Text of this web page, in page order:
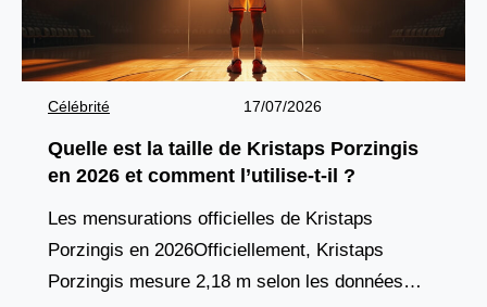
Célébrité 17/07/2026
Quelle est la taille de Kristaps Porzingis
en 2026 et comment l’utilise-t-il ?
Les mensurations officielles de Kristaps
Porzingis en 2026Officiellement, Kristaps
Porzingis mesure 2,18 m selon les données